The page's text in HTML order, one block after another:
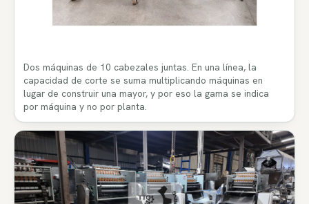
Dos máquinas de 10 cabezales juntas. En una línea, la
capacidad de corte se suma multiplicando máquinas en
lugar de construir una mayor, y por eso la gama se indica
por máquina y no por planta.